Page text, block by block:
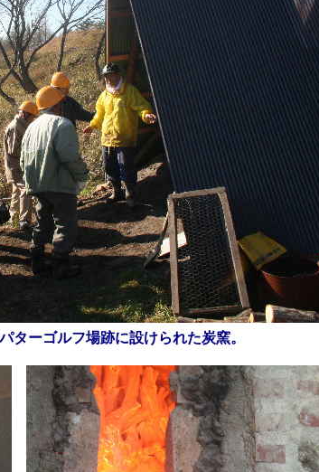
ターゴルフ場跡に設けられた炭窯。